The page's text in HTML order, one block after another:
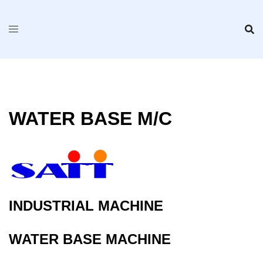
WATER BASE M/C
INDUSTRIAL MACHINE
WATER BASE MACHINE